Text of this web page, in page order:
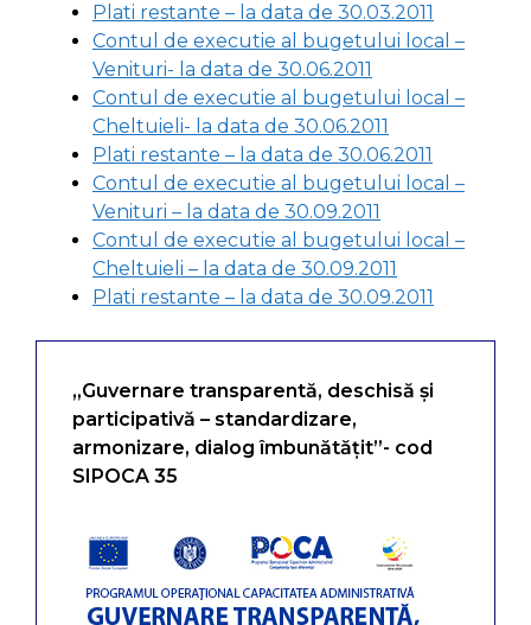
Plati restante – la data de 30.03.2011
Contul de executie al bugetului local –
Venituri- la data de 30.06.2011
Contul de executie al bugetului local –
Cheltuieli- la data de 30.06.2011
Plati restante – la data de 30.06.2011
Contul de executie al bugetului local –
Venituri – la data de 30.09.2011
Contul de executie al bugetului local –
Cheltuieli – la data de 30.09.2011
Plati restante – la data de 30.09.2011
„Guvernare transparentă, deschisă și
participativă – standardizare,
armonizare, dialog îmbunătățit”- cod
SIPOCA 35